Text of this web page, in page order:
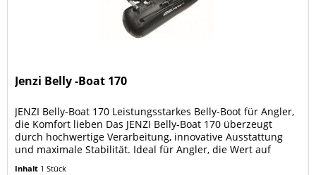
Jenzi Belly -Boat 170
JENZI Belly-Boat 170 Leistungsstarkes Belly-Boot für Angler,
die Komfort lieben Das JENZI Belly-Boat 170 überzeugt
durch hochwertige Verarbeitung, innovative Ausstattung
und maximale Stabilität. Ideal für Angler, die Wert auf
Inhalt 1 Stück